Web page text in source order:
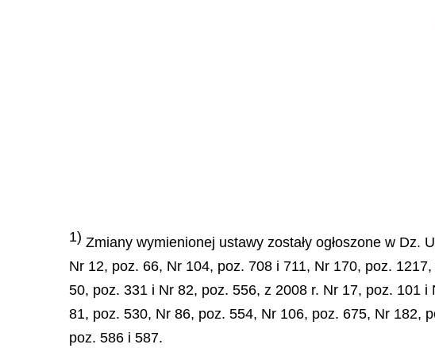
1) Zmiany wymienionej ustawy zostały ogłoszone w
Nr 12, poz. 66, Nr 104, poz. 708 i 711, Nr 170, poz.
50, poz. 331 i Nr 82, poz. 556, z 2008 r. Nr 17, poz. 101
81, poz. 530, Nr 86, poz. 554, Nr 106, poz. 675, Nr 182,
poz. 586 i 587.